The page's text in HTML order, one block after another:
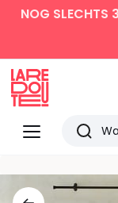
NOG SLECHTS
Menu
Redoute